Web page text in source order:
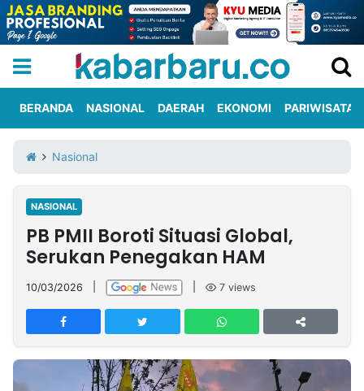
Iklan
Berita
Kami
Nasional
International
Olahraga
Entertainment
Daerah
Pariwisata
Kuliner
Kolom
Network
PT
TREETAN
MULTIMEDIA
INDONESIA
BERANDA NASIONAL DAERAH EKONOMI PARIWISATA
Nasional
NASIONAL
PB PMII Boroti Situasi Global,
Serukan Penegakan HAM
10/03/2026 7 views